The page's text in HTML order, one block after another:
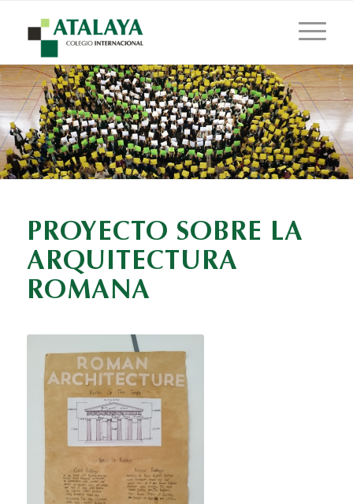
PROYECTO SOBRE LA
ARQUITECTURA
ROMANA